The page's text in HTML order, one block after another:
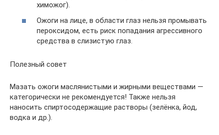
химожог).
Ожоги на лице, в области глаз нельзя промывать
пероксидом, есть риск попадания агрессивного
средства в слизистую глаз.
Полезный совет
Мазать ожоги маслянистыми и жирными веществами —
категорически не рекомендуется! Также нельзя
наносить спиртосодержащие растворы (зелёнка, йод,
водка и др.).